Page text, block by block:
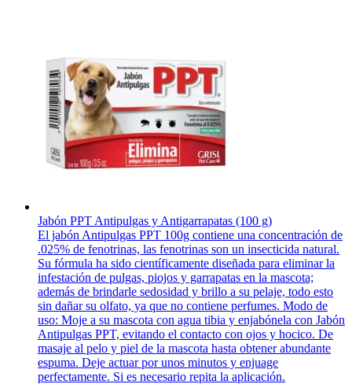
Jabón PPT Antipulgas y Antigarrapatas (100 g)
El jabón Antipulgas PPT 100g contiene una concentración de
.025% de fenotrinas, las fenotrinas son un insecticida natural.
Su fórmula ha sido científicamente diseñada para eliminar la
infestación de pulgas, piojos y garrapatas en la mascota;
además de brindarle sedosidad y brillo a su pelaje, todo esto
sin dañar su olfato, ya que no contiene perfumes. Modo de
uso: Moje a su mascota con agua tibia y enjabónela con Jabón
Antipulgas PPT, evitando el contacto con ojos y hocico. De
masaje al pelo y piel de la mascota hasta obtener abundante
espuma. Deje actuar por unos minutos y enjuage
perfectamente. Si es necesario repita la aplicación.